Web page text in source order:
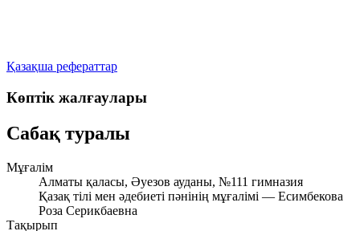
Қазақша рефераттар
Көптік жалғаулары
Сабақ туралы
Мұғалім
Алматы қаласы, Әуезов ауданы, №111 гимназия
Қазақ тілі мен әдебиеті пәнінің мұғалімі — Есимбекова
Роза Серикбаевна
Тақырып